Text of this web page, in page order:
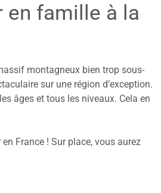
en famille à la
montagneux bien trop sous-
sur une région d’exception.
âges et tous les niveaux. Cela en
France ! Sur place, vous aurez